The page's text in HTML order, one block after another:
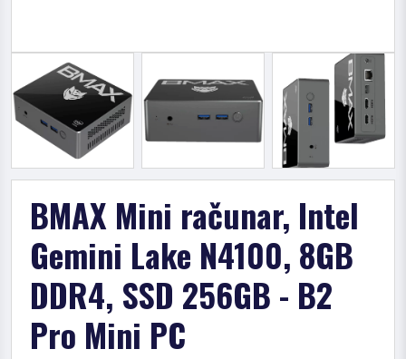
BMAX Mini računar, Intel
Gemini Lake N4100, 8GB
DDR4, SSD 256GB - B2
Pro Mini PC